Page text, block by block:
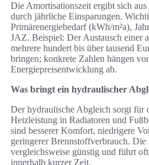
Die Amortisationszeit ergibt sich
durch jährliche Einsparungen.
Primärenergiebedarf (kWh/m²a),
JAZ. Beispiel: Der Austausch einer
mehrere hundert bis über tausend
bringen; konkrete Zahlen hängen
Energiepreisentwicklung ab.
Was bringt ein hydraulischer
Der hydraulische Abgleich sorgt für
Heizleistung in Radiatoren und
sind besserer Komfort, niedrigere
geringerer Brennstoffverbrauch. Die
vergleichsweise günstig und führt
innerhalb kurzer Zeit.